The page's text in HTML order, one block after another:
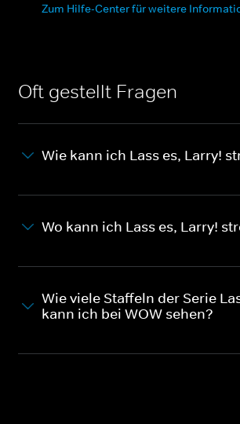
Zum Hilfe-Center für weitere
Oft gestellt Fragen
Wie kann ich Lass es, Larry!
Wo kann ich Lass es, Larry!
Wie viele Staffeln der Serie
kann ich bei WOW sehen?